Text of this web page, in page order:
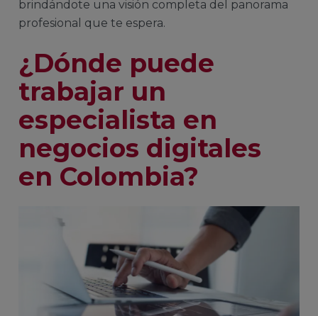
brindándote una visión completa del panorama
profesional que te espera.
¿Dónde puede
trabajar un
especialista en
negocios digitales
en Colombia?